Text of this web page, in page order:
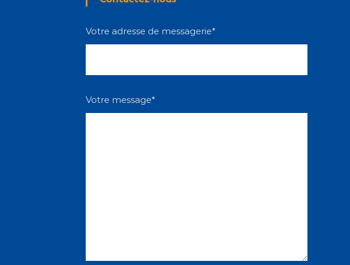
Votre adresse de messagerie*
Votre message*